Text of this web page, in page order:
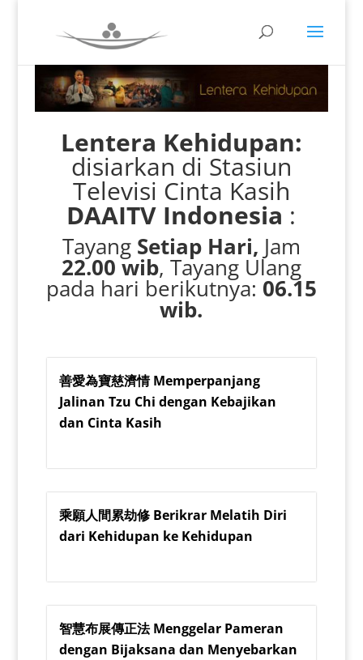
Lentera Kehidupan:
disiarkan di Stasiun
Televisi Cinta Kasih
DAAITV Indonesia :
TayangSetiap Hari, Jam
22.00 wib, Tayang Ulang
pada hari berikutnya: 06.15
wib.
善愛為寶慈濟情 Memperpanjang
Jalinan Tzu Chi dengan Kebajikan
dan Cinta Kasih
乘願人間累劫修 Berikrar Melatih Diri
dari Kehidupan ke Kehidupan
智慧布展傳正法 Menggelar Pameran
dengan Bijaksana dan Menyebarkan